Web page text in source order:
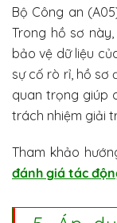
Bộ Công an
Trong hồ sơ
bảo vệ dữ liệu
sự cố rò rỉ, hồ sơ
quan trọng giúp
trách nhiệm giải
Tham khảo
đánh giá tác